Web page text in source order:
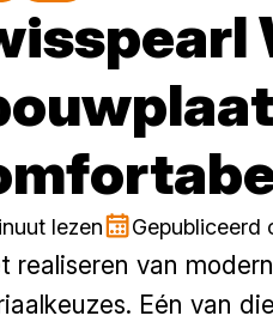
lezen Gepubliceerd
realiseren van
Eén van